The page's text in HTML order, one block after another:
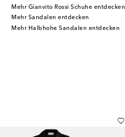
Mehr Gianvito Rossi Schuhe entdecken
Mehr Sandalen entdecken
Mehr Halbhohe Sandalen entdecken